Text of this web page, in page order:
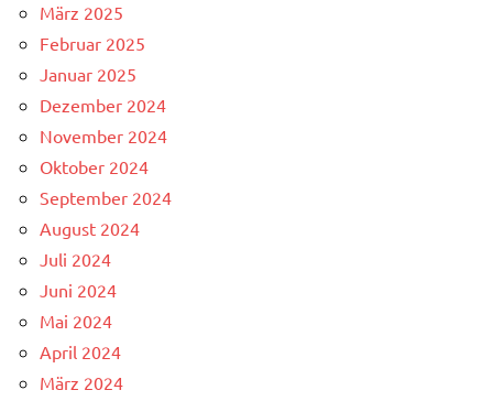
März 2025
Februar 2025
Januar 2025
Dezember 2024
November 2024
Oktober 2024
September 2024
August 2024
Juli 2024
Juni 2024
Mai 2024
April 2024
März 2024